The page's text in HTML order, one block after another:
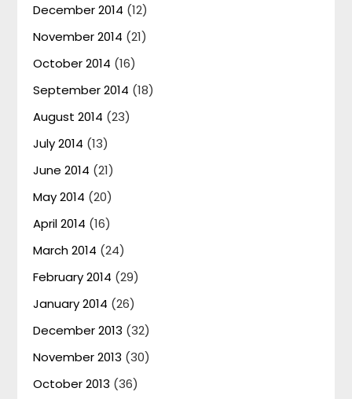
December 2014 (12)
November 2014 (21)
October 2014 (16)
September 2014 (18)
August 2014 (23)
July 2014 (13)
June 2014 (21)
May 2014 (20)
April 2014 (16)
March 2014 (24)
February 2014 (29)
January 2014 (26)
December 2013 (32)
November 2013 (30)
October 2013 (36)